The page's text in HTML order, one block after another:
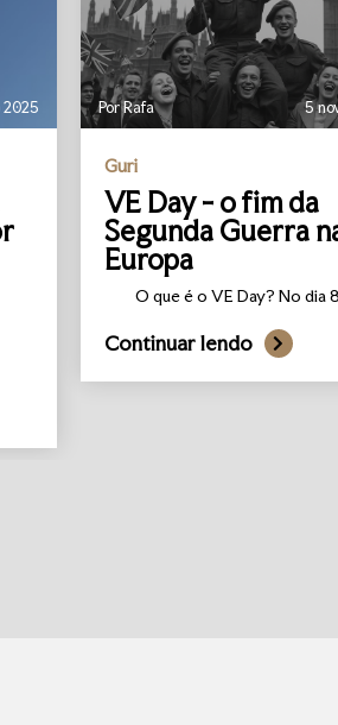
2025 Por Rafa 5
Guri
VE Day - o fim da
Segunda Guerra
Europa
O que é o VE Day? No dia
Continuar lendo